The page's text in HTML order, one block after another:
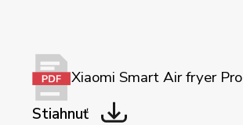
Xiaomi Smart Air fryer
Stiahnuť